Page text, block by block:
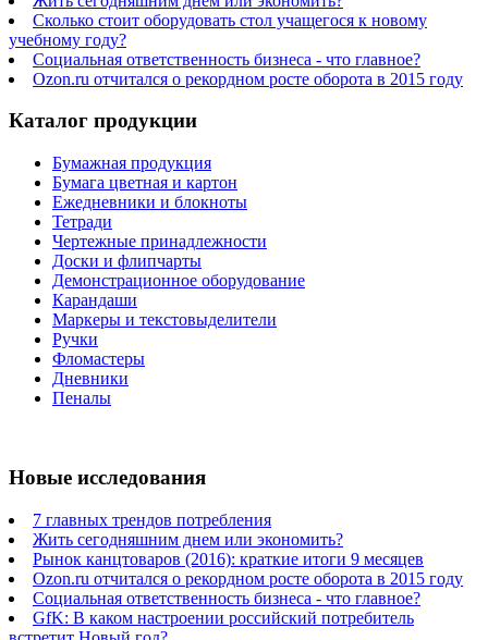
Сколько стоит оборудовать стол учащегося к новому
учебному году?
Социальная ответственность бизнеса - что главное?
Ozon.ru отчитался о рекордном росте оборота в 2015 году
Каталог продукции
Бумажная продукция
Бумага цветная и картон
Ежедневники и блокноты
Тетради
Чертежные принадлежности
Доски и флипчарты
Демонстрационное оборудование
Карандаши
Маркеры и текстовыделители
Ручки
Фломастеры
Дневники
Пеналы
Новые исследования
7 главных трендов потребления
Жить сегодняшним днем или экономить?
Рынок канцтоваров (2016): краткие итоги 9 месяцев
Ozon.ru отчитался о рекордном росте оборота в 2015 году
Социальная ответственность бизнеса - что главное?
GfK: В каком настроении российский потребитель